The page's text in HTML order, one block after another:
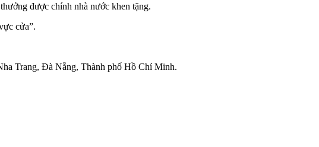
được chính nhà nước khen tặng.
cửa”.
Trang, Đà Nẵng, Thành phố Hồ Chí Minh.